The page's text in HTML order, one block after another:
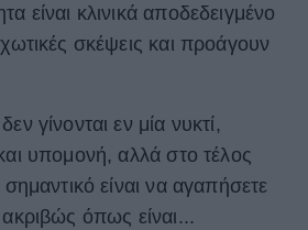
είναι κλινικά αποδεδειγμένο
σκέψεις και προάγουν
γίνονται εν μία νυκτί,
υπομονή, αλλά στο τέλος
είναι να αγαπήσετε
όπως είναι...